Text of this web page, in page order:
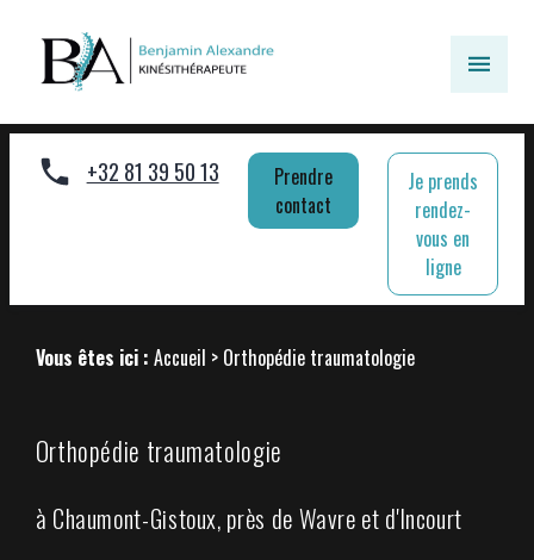
+32 81 39 50 13
Prendre
contact
Je prends
rendez-
vous en
ligne
Vous êtes ici : Accueil > Orthopédie traumatologie
Orthopédie traumatologie
à Chaumont-Gistoux, près de Wavre et d'Incourt